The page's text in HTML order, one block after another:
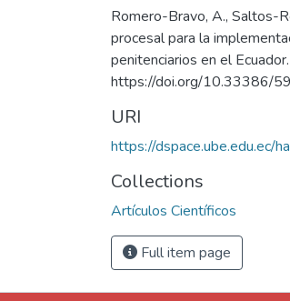
Romero-Bravo, A., Saltos-
procesal para la
penitenciarios en el
https://doi.org/10.33386/
URI
https://
Collections
Artículos Científicos
Full item page